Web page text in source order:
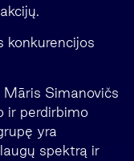
konkurencijos
Māris Simanovičs
ir perdirbimo
yra
spektrą ir